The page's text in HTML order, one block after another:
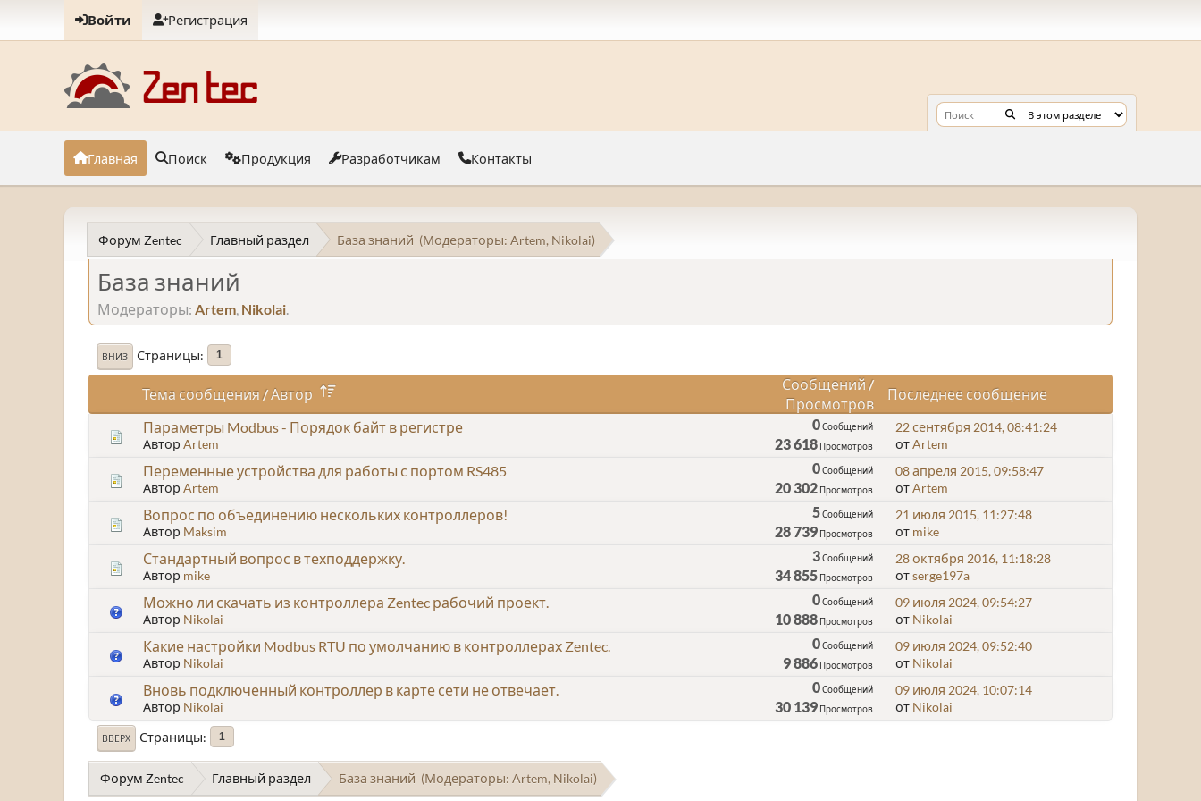
Войти Регистрация
Главная Поиск Продукция Разработчикам Контакты
Форум Zentec Главный раздел База знаний (Модераторы: Artem, Nikolai)
База знаний
Модераторы: Artem Nikolai
ВНИЗ Страницы 1
Тема сообщения / Автор
Сообщений /
Просмотров
Последнее сообщение
Параметры Modbus - Порядок байт в регистре
Автор Artem
0Сообщений
23 618 Просмотров
22 сентября 2014, 08:41:24
отArtem
Переменные устройства для работы с портом RS485
Автор Artem
0Сообщений
20 302 Просмотров
08 апреля 2015, 09:58:47
отArtem
Вопрос по объединению нескольких контроллеров!
Автор Maksim
5Сообщений
28 739 Просмотров
21 июля 2015, 11:27:48
от mike
Стандартный вопрос в техподдержку.
Автор mike
3Сообщений
34 855 Просмотров
28 октября 2016, 11:18:28
отserge197a
Можно ли скачать из контроллера Zentec рабочий проект.
Автор Nikolai
0Сообщений
10 888 Просмотров
09 июля 2024, 09:54:27
от Nikolai
Какие настройки Modbus RTU по умолчанию в контроллерах Zentec.
Автор Nikolai
0Сообщений
9 886 Просмотров
09 июля 2024, 09:52:40
от Nikolai
Вновь подключенный контроллер в карте сети не отвечает.
Автор Nikolai
0Сообщений
30 139 Просмотров
09 июля 2024, 10:07:14
от Nikolai
ВВЕРХ Страницы 1
Форум Zentec Главный раздел База знаний (Модераторы: Artem, Nikolai)